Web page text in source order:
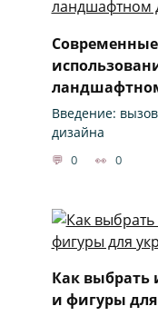
Введение:
дизайна
0 0
Как выбрать
и фигуры